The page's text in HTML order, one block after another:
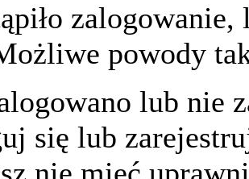
powody
lub nie
się lub